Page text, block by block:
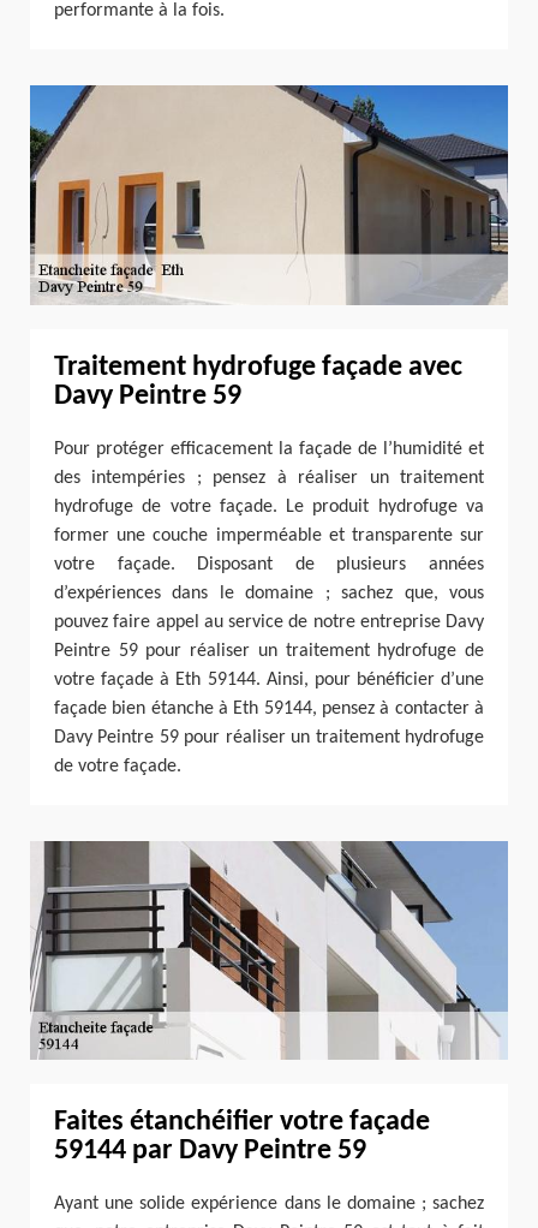
performante à la fois.
Traitement hydrofuge façade avec
Davy Peintre 59
Pour protéger efficacement la façade de l’humidité et
des intempéries ; pensez à réaliser un traitement
hydrofuge de votre façade. Le produit hydrofuge va
former une couche imperméable et transparente sur
votre façade. Disposant de plusieurs années
d’expériences dans le domaine ; sachez que, vous
pouvez faire appel au service de notre entreprise Davy
Peintre 59 pour réaliser un traitement hydrofuge de
votre façade à Eth 59144. Ainsi, pour bénéficier d’une
façade bien étanche à Eth 59144, pensez à contacter à
Davy Peintre 59 pour réaliser un traitement hydrofuge
de votre façade.
Faites étanchéifier votre façade
59144 par Davy Peintre 59
Ayant une solide expérience dans le domaine ; sachez